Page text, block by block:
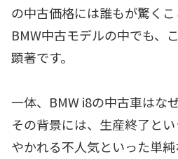
の中古価格には誰もが驚く
BMW中古モデルの中でも、
顕著です。
一体、BMW i8の中古車はな
その背景には、生産終了と
やかれる不人気といった単